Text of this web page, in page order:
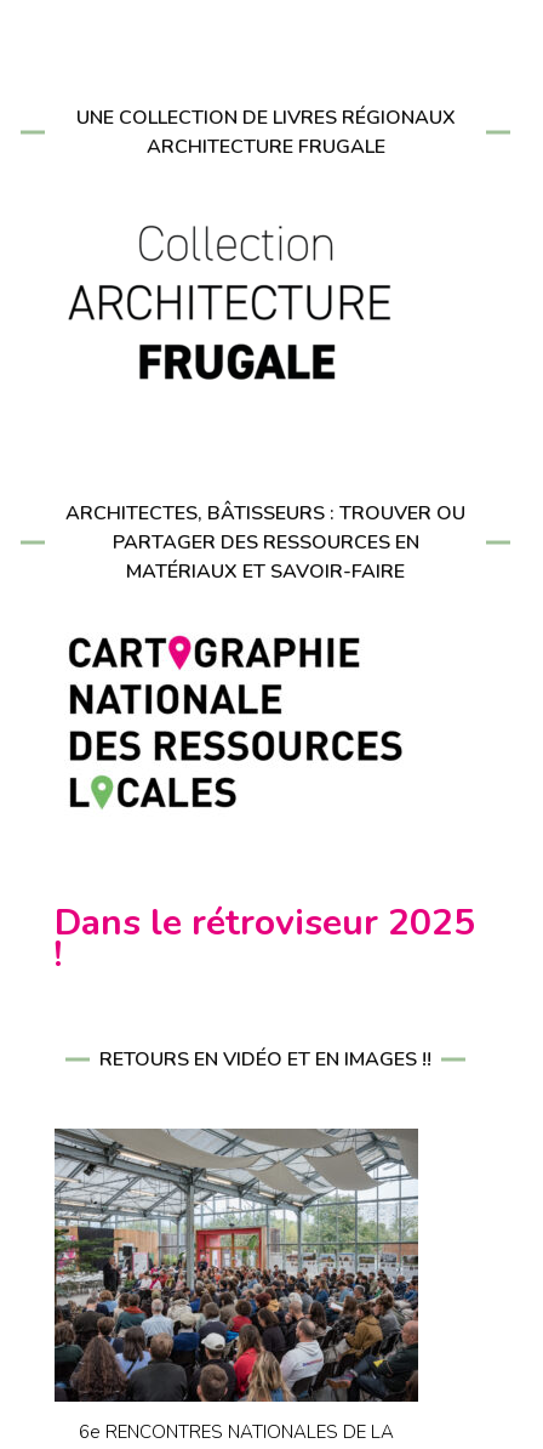
UNE COLLECTION DE LIVRES RÉGIONAUX
ARCHITECTURE FRUGALE
ARCHITECTES, BÂTISSEURS : TROUVER OU
PARTAGER DES RESSOURCES EN
MATÉRIAUX ET SAVOIR-FAIRE
Dans le rétroviseur 2025
!
RETOURS EN VIDÉO ET EN IMAGES !!
6e RENCONTRES NATIONALES DE LA